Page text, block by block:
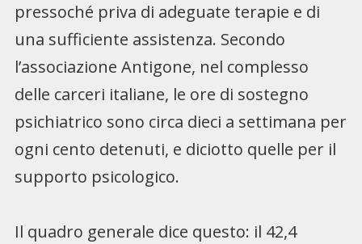
pressoché priva di adeguate terapie e di
una sufficiente assistenza. Secondo
l’associazione Antigone, nel complesso
delle carceri italiane, le ore di sostegno
psichiatrico sono circa dieci a settimana per
ogni cento detenuti, e diciotto quelle per il
supporto psicologico.
Il quadro generale dice questo: il 42,4